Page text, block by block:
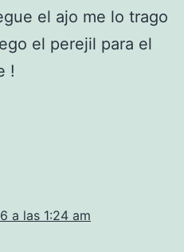
el ajo me lo trago
el perejil para el
!
a las 1:24 am